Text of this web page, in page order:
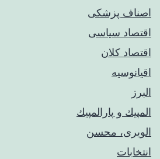
اصناف پزشکی
اقتصاد سیاسی
اقتصاد کلان
اقیانوسیه
البرز
المپيك و پارالمپيك
الویری، محسن
انتخابات